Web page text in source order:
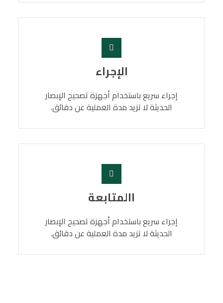
الإجراء
إجراء سريع باستخدام أجهزة تصحيح الإبصار
الحديثة لا تزيد مدة العملية عن دقائق.
االمتابعة
إجراء سريع باستخدام أجهزة تصحيح الإبصار
الحديثة لا تزيد مدة العملية عن دقائق.